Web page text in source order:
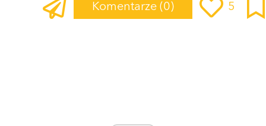
Komentarze (0) 5